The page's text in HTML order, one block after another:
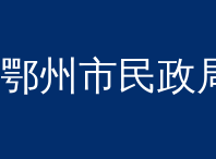
鄂州市民政